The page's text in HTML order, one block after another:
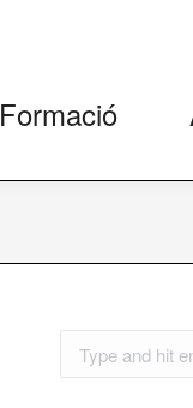
Formació
Search: